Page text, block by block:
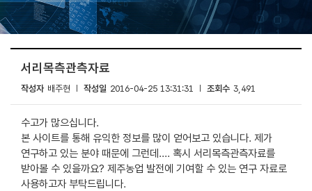
서리목측관측자료
작성자 배주현 작성일 2016-04-25 13:31:31 조회수 3,491
수고가 많으십니다.
본 사이트를 통해 유익한 정보를 많이 얻어보고 있습니다. 제가
연구하고 있는 분야 때문에 그런데.... 혹시 서리목측관측자료를
받아볼 수 있을까요? 제주농업 발전에 기여할 수 있는 연구 자료로
사용하고자 부탁드립니다.